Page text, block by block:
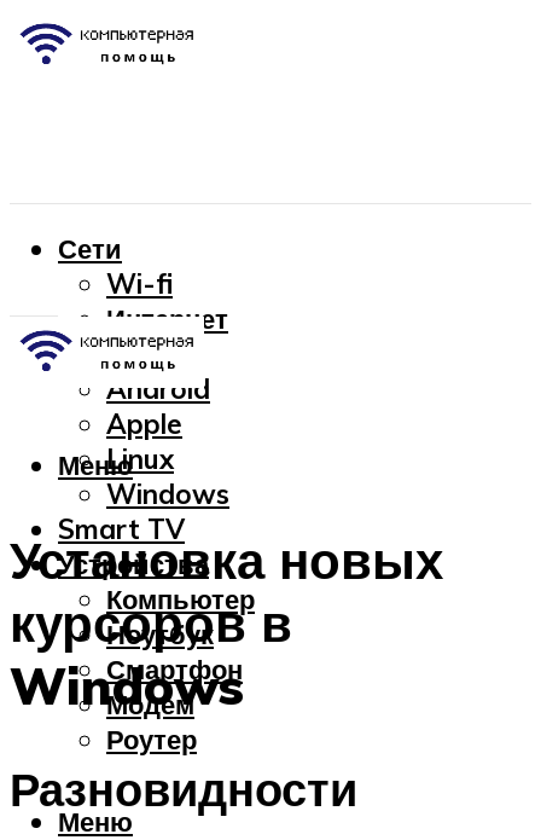
Сети
Wi-fi
Интернет
OC
Android
Apple
Linux
Windows
Smart TV
Устройства
Компьютер
Ноутбук
Смартфон
Модем
Роутер
Меню
Меню
Установка новых
курсоров в
Windows
Разновидности